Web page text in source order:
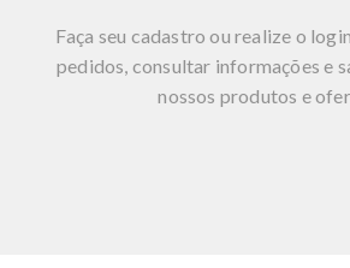
Faça seu cadastro ou realize o
pedidos, consultar informações e
nossos produtos e